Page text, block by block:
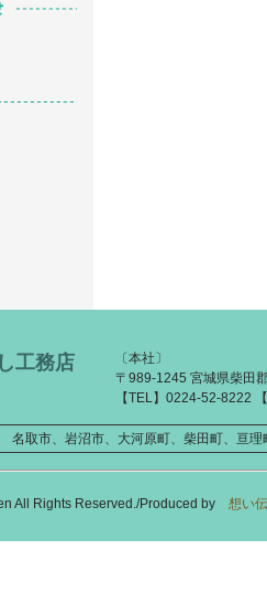
工務店
〔本社〕
〒989-1245 宮城県柴田
【TEL】0224-52-8222
名取市、岩沼市、大河原町、柴田町、亘
All Rights Reserved./Produced by 想い伝